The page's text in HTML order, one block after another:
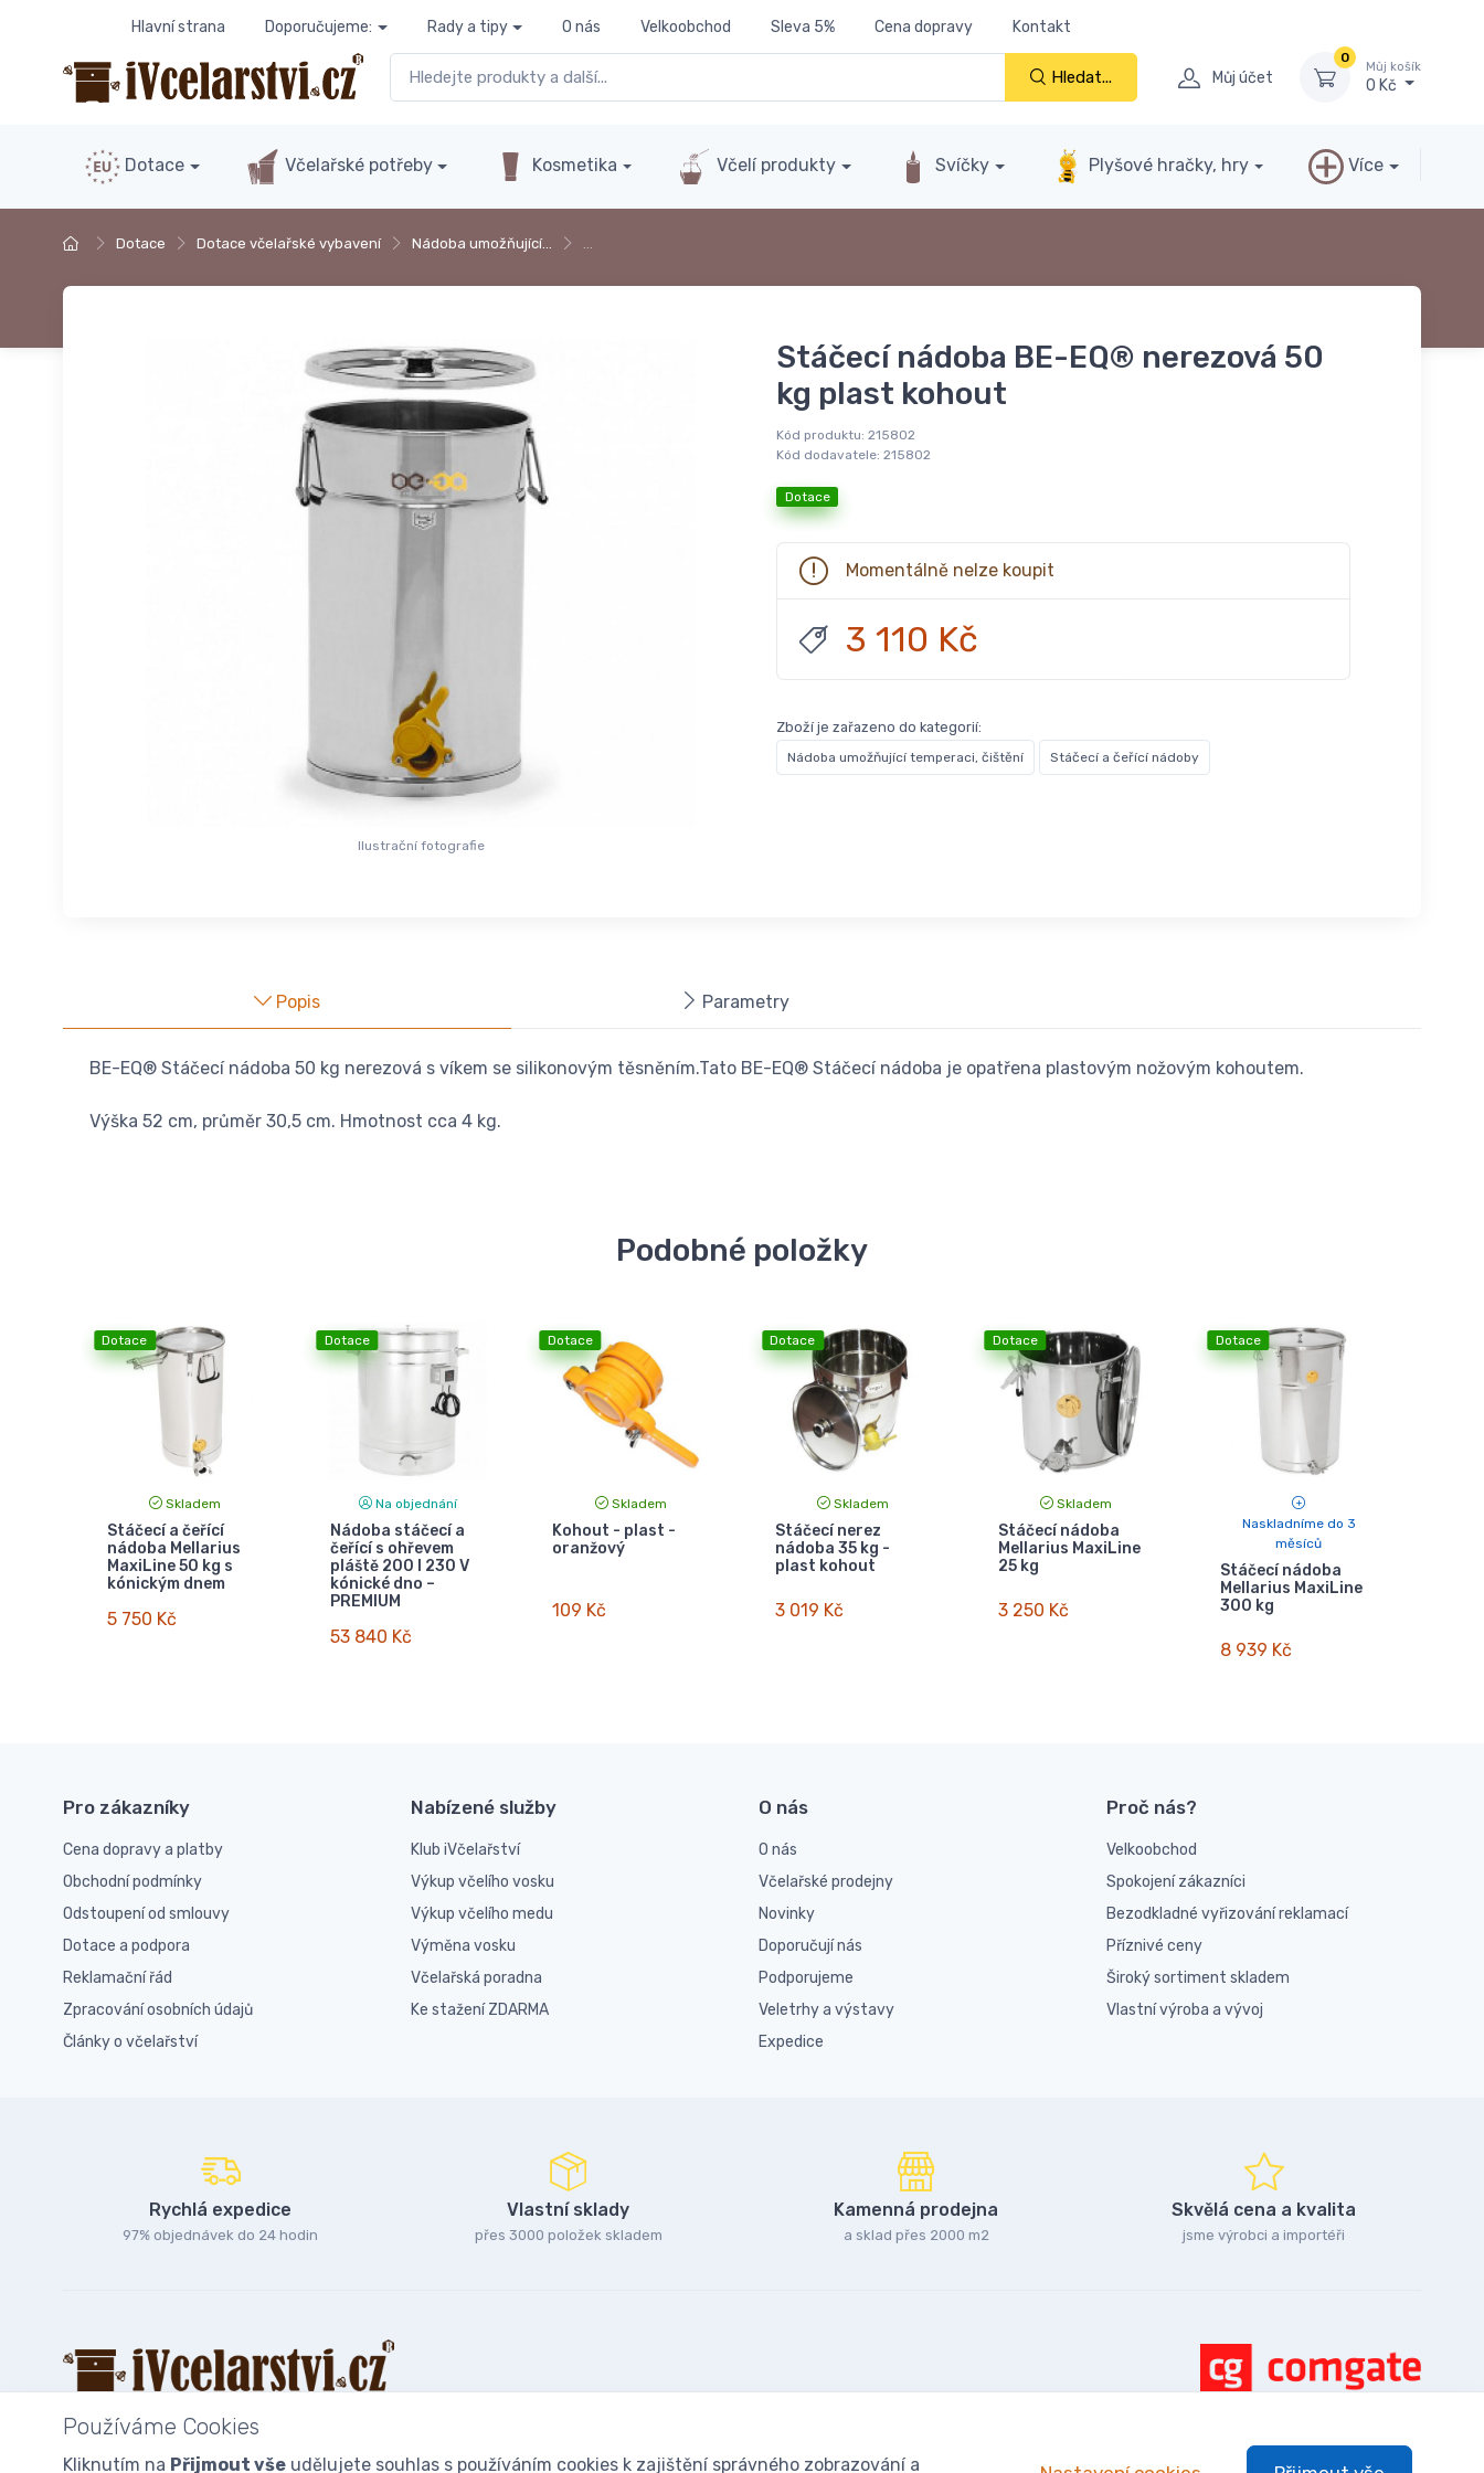
Hlavní strana Doporučujeme: Rady a tipy O nás Velkoobchod Sleva 5% Cena dopravy Kontakt
Hledat... Můj účet
0
Můj košík
0 Kč
Dotace Včelařské potřeby Kosmetika Včelí produkty Svíčky Plyšové hračky, hry Více
Dotace Dotace včelařské vybavení Nádoba umožňující… …
Ilustrační fotografie
Stáčecí nádoba BE-EQ® nerezová 50
kg plast kohout
Kód produktu: 215802
Kód dodavatele: 215802
Dotace
Momentálně nelze koupit
3 110 Kč
Zboží je zařazeno do kategorií:
Nádoba umožňující temperaci, čištění Stáčecí a čeřící nádoby
Popis Parametry
BE-EQ® Stáčecí nádoba 50 kg nerezová s víkem se silikonovým těsněním.Tato BE-EQ® Stáčecí nádoba je opatřena plastovým nožovým kohoutem.
Výška 52 cm, průměr 30,5 cm. Hmotnost cca 4 kg.
Podobné položky
Dotace
Skladem
Stáčecí a čeřící
nádoba Mellarius
MaxiLine 50 kg s
kónickým dnem
5 750 Kč
Dotace
Na objednání
Nádoba stáčecí a
čeřící s ohřevem
pláště 200 l 230 V
kónické dno –
PREMIUM
53 840 Kč
Dotace
Skladem
Kohout - plast -
oranžový
109 Kč
Dotace
Skladem
Stáčecí nerez
nádoba 35 kg -
plast kohout
3 019 Kč
Dotace
Skladem
Stáčecí nádoba
Mellarius MaxiLine
25 kg
3 250 Kč
Dotace
Naskladníme do 3
měsíců
Stáčecí nádoba
Mellarius MaxiLine
300 kg
8 939 Kč
Pro zákazníky
Cena dopravy a platby
Obchodní podmínky
Odstoupení od smlouvy
Dotace a podpora
Reklamační řád
Zpracování osobních údajů
Články o včelařství
Nabízené služby
Klub iVčelařství
Výkup včelího vosku
Výkup včelího medu
Výměna vosku
Včelařská poradna
Ke stažení ZDARMA
O nás
O nás
Včelařské prodejny
Novinky
Doporučují nás
Podporujeme
Veletrhy a výstavy
Expedice
Proč nás?
Velkoobchod
Spokojení zákazníci
Bezodkladné vyřizování reklamací
Příznivé ceny
Široký sortiment skladem
Vlastní výroba a vývoj
Rychlá expedice
97% objednávek do 24 hodin
Vlastní sklady
přes 3000 položek skladem
Kamenná prodejna
a sklad přes 2000 m2
Skvělá cena a kvalita
jsme výrobci a importéři
Používáme Cookies
Kliknutím na Přijmout vše udělujete souhlas s používáním cookies k zajištění správného zobrazování a